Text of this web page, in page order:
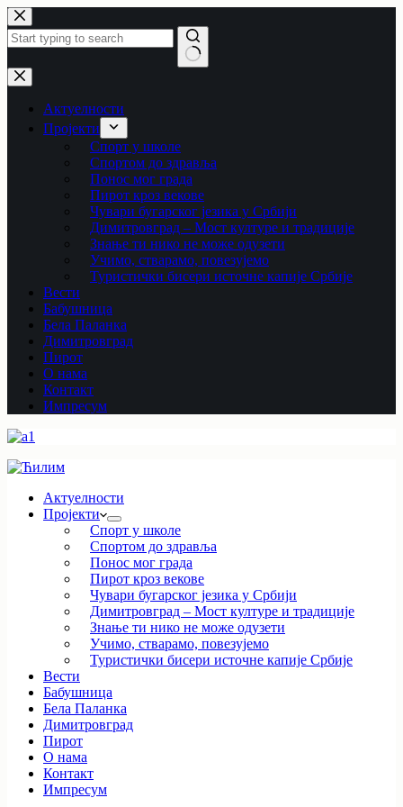
Skip
to
content
No
results
Актуелности
Пројекти
Спорт у школе
Спортом до здравља
Понос мог града
Пирот кроз векове
Чувари бугарског језика у Србији
Димитровград – Мост културе и традиције
Знање ти нико не може одузети
Учимо, стварамо, повезујемо
Туристички бисери источне капије Србије
Вести
Бабушница
Бела Паланка
Димитровград
Пирот
О нама
Контакт
Импресум
Актуелности
Пројекти
Спорт у школе
Спортом до здравља
Понос мог града
Пирот кроз векове
Чувари бугарског језика у Србији
Димитровград – Мост културе и традиције
Знање ти нико не може одузети
Учимо, стварамо, повезујемо
Туристички бисери источне капије Србије
Вести
Бабушница
Бела Паланка
Димитровград
Пирот
О нама
Контакт
Импресум